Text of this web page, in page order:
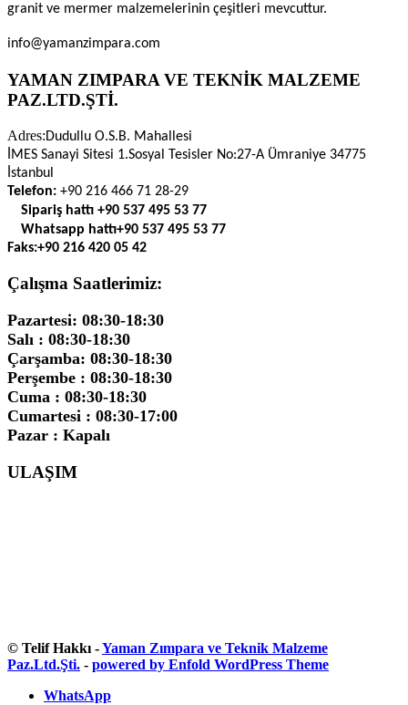
granit ve mermer malzemelerinin çeşitleri mevcuttur.
info@yamanzimpara.com
YAMAN ZIMPARA VE TEKNİK MALZEME
PAZ.LTD.ŞTİ.
Adres:Dudullu O.S.B. Mahallesi
İMES Sanayi Sitesi 1.Sosyal Tesisler No:27-A Ümraniye 34775
İstanbul
Telefon: +90 216 466 71 28-29
Sipariş hattı +90 537 495 53 77
Whatsapp hattı+90 537 495 53 77
Faks:+90 216 420 05 42
Çalışma Saatlerimiz:
Pazartesi: 08:30-18:30
Salı : 08:30-18:30
Çarşamba: 08:30-18:30
Perşembe : 08:30-18:30
Cuma : 08:30-18:30
Cumartesi : 08:30-17:00
Pazar : Kapalı
ULAŞIM
© Telif Hakkı -Yaman Zımpara ve Teknik Malzeme
Paz.Ltd.Şti. - powered by Enfold WordPress Theme
WhatsApp